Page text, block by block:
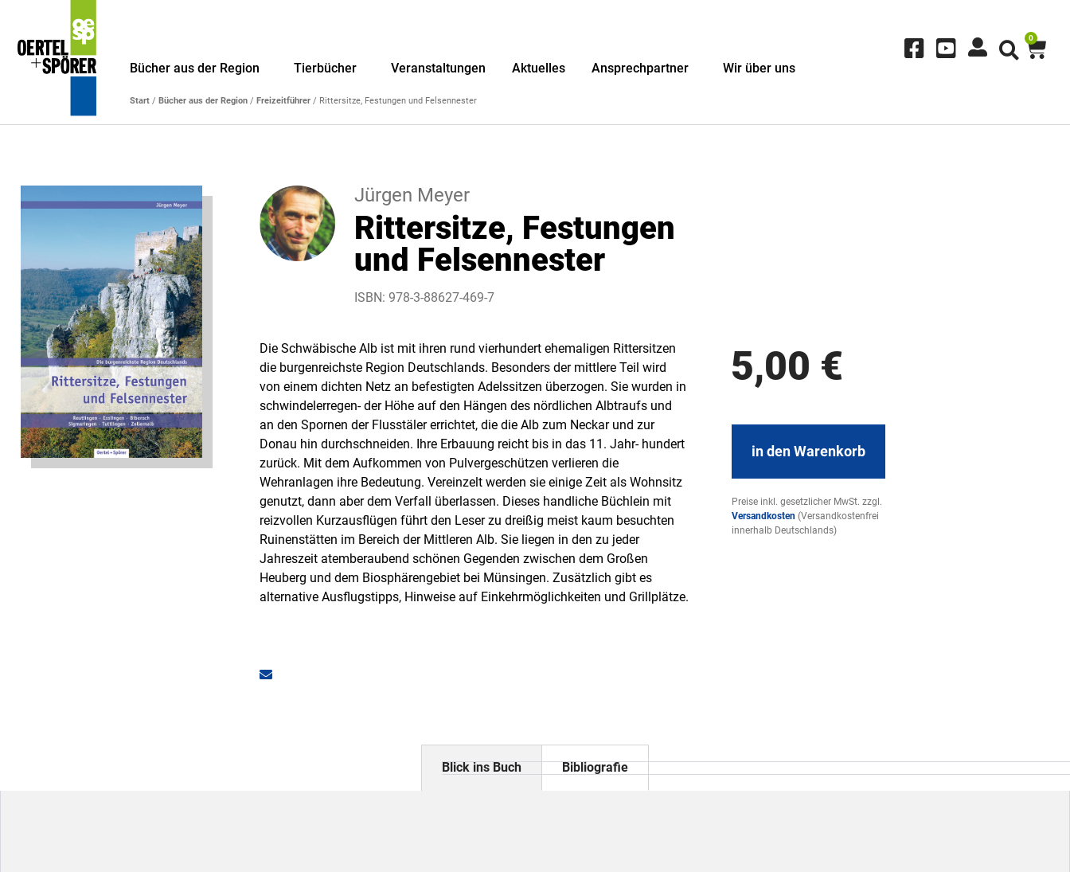
Bücher aus der Region Tierbücher Veranstaltungen Aktuelles Ansprechpartner Wir über uns
Start /Bücher aus der Region /Freizeitführer / Rittersitze, Festungen und Felsennester
0
Jürgen Meyer
Rittersitze, Festungen
und Felsennester
ISBN: 978-3-88627-469-7
Die Schwäbische Alb ist mit ihren rund vierhundert ehemaligen Rittersitzen
die burgenreichste Region Deutschlands. Besonders der mittlere Teil wird
von einem dichten Netz an befestigten Adelssitzen überzogen. Sie wurden in
schwindelerregen- der Höhe auf den Hängen des nördlichen Albtraufs und
an den Spornen der Flusstäler errichtet, die die Alb zum Neckar und zur
Donau hin durchschneiden. Ihre Erbauung reicht bis in das 11. Jahr- hundert
zurück. Mit dem Aufkommen von Pulvergeschützen verlieren die
Wehranlagen ihre Bedeutung. Vereinzelt werden sie einige Zeit als Wohnsitz
genutzt, dann aber dem Verfall überlassen. Dieses handliche Büchlein mit
reizvollen Kurzausflügen führt den Leser zu dreißig meist kaum besuchten
Ruinenstätten im Bereich der Mittleren Alb. Sie liegen in den zu jeder
Jahreszeit atemberaubend schönen Gegenden zwischen dem Großen
Heuberg und dem Biosphärengebiet bei Münsingen. Zusätzlich gibt es
alternative Ausflugstipps, Hinweise auf Einkehrmöglichkeiten und Grillplätze.
5,00 €
in den Warenkorb
Preise inkl. gesetzlicher MwSt. zzgl.
Versandkosten(Versandkostenfrei
innerhalb Deutschlands)
Blick ins Buch Bibliografie